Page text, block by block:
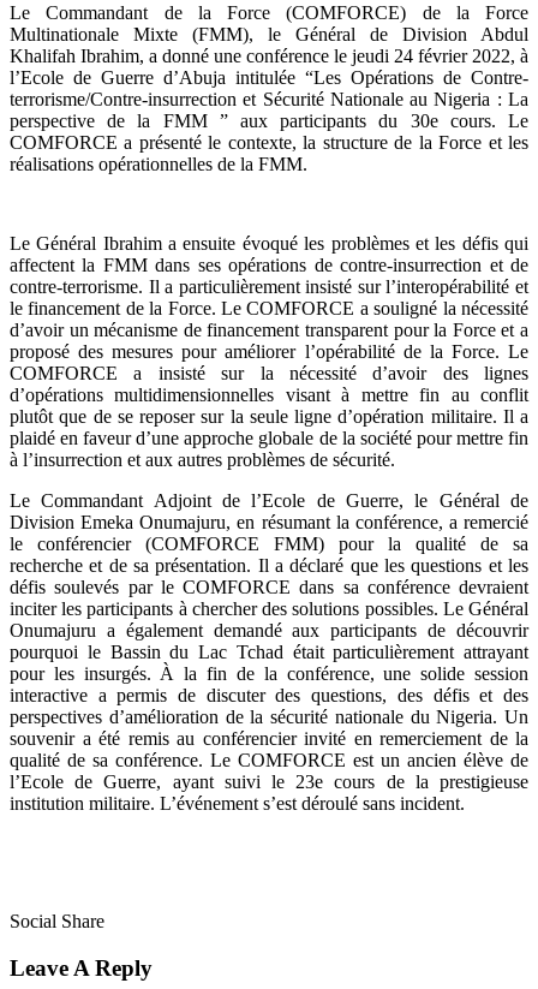
Le Commandant de la Force (COMFORCE) de la Force
Multinationale Mixte (FMM), le Général de Division Abdul
Khalifah Ibrahim, a donné une conférence le jeudi 24 février 2022, à
l’Ecole de Guerre d’Abuja intitulée “Les Opérations de Contre-
terrorisme/Contre-insurrection et Sécurité Nationale au Nigeria : La
perspective de la FMM ” aux participants du 30e cours. Le
COMFORCE a présenté le contexte, la structure de la Force et les
réalisations opérationnelles de la FMM.
Le Général Ibrahim a ensuite évoqué les problèmes et les défis qui
affectent la FMM dans ses opérations de contre-insurrection et de
contre-terrorisme. Il a particulièrement insisté sur l’interopérabilité et
le financement de la Force. Le COMFORCE a souligné la nécessité
d’avoir un mécanisme de financement transparent pour la Force et a
proposé des mesures pour améliorer l’opérabilité de la Force. Le
COMFORCE a insisté sur la nécessité d’avoir des lignes
d’opérations multidimensionnelles visant à mettre fin au conflit
plutôt que de se reposer sur la seule ligne d’opération militaire. Il a
plaidé en faveur d’une approche globale de la société pour mettre fin
à l’insurrection et aux autres problèmes de sécurité.
Le Commandant Adjoint de l’Ecole de Guerre, le Général de
Division Emeka Onumajuru, en résumant la conférence, a remercié
le conférencier (COMFORCE FMM) pour la qualité de sa
recherche et de sa présentation. Il a déclaré que les questions et les
défis soulevés par le COMFORCE dans sa conférence devraient
inciter les participants à chercher des solutions possibles. Le Général
Onumajuru a également demandé aux participants de découvrir
pourquoi le Bassin du Lac Tchad était particulièrement attrayant
pour les insurgés. À la fin de la conférence, une solide session
interactive a permis de discuter des questions, des défis et des
perspectives d’amélioration de la sécurité nationale du Nigeria. Un
souvenir a été remis au conférencier invité en remerciement de la
qualité de sa conférence. Le COMFORCE est un ancien élève de
l’Ecole de Guerre, ayant suivi le 23e cours de la prestigieuse
institution militaire. L’événement s’est déroulé sans incident.
Social Share
Leave A Reply